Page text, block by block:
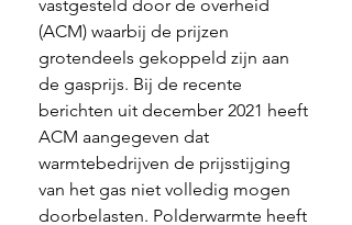
vastgesteld door de overheid
(ACM) waarbij de prijzen
grotendeels gekoppeld zijn aan
de gasprijs. Bij de recente
berichten uit december 2021 heeft
ACM aangegeven dat
warmtebedrijven de prijsstijging
van het gas niet volledig mogen
doorbelasten. Polderwarmte heeft